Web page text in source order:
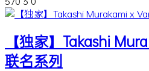
【独家】Takashi
联名系列